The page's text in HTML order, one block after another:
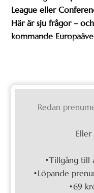
League eller
Här är sju frågor –
kommande
Redan
Eller
•Tillgång till
•Löpande
•69